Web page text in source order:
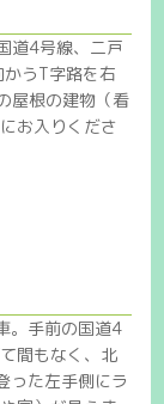
道4号線、二戸
うT字路を右
屋根の建物（看
お入りくださ
。手前の国道4
間もなく、北
った左手側にラ